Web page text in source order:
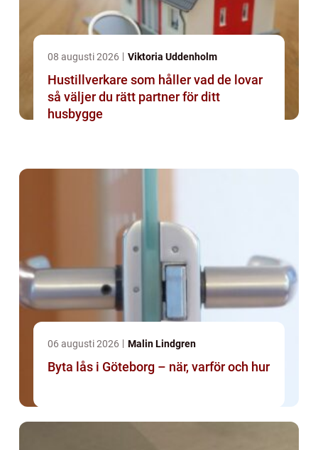
08 augusti 2026 Viktoria Uddenholm
Hustillverkare som håller vad de lovar
så väljer du rätt partner för ditt
husbygge
06 augusti 2026 Malin Lindgren
Byta lås i Göteborg – när, varför och hur